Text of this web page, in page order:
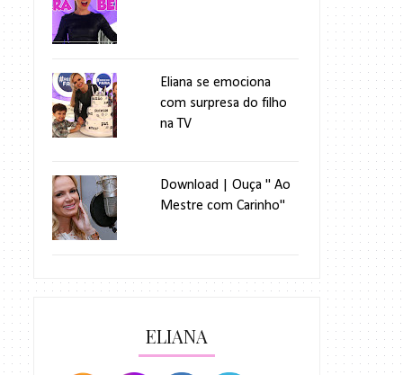
Eliana se emociona
com surpresa do filho
na TV
Download | Ouça " Ao
Mestre com Carinho"
ELIANA